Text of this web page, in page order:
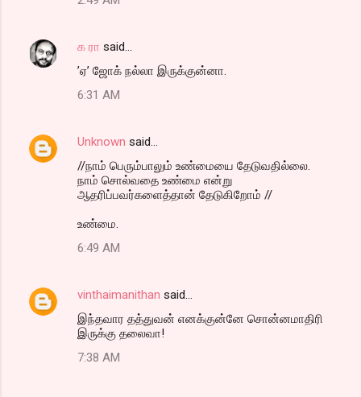
க ரா said…
’ஏ’ ஜோக் நல்லா இருக்குன்னா.
6:31 AM
Unknown said…
//நாம் பெரும்பாலும் உண்மையை தேடுவதில்லை.
நாம் சொல்வதை உண்மை என்று
ஆதரிப்பவர்களைத்தான் தேடுகிறோம் //
உண்மை.
6:49 AM
vinthaimanithan said…
இந்தவார தத்துவன் எனக்குன்னே சொன்னமாதிரி
இருக்கு தலைவா!
7:38 AM